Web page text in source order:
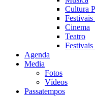
Cultura
Festivais
Cinema
Teatro
Festivais
Agenda
Media
Fotos
Vídeos
Passatempos